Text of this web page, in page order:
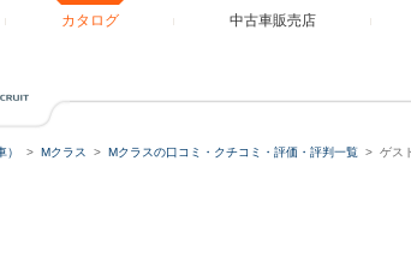
カタログ 中古車販売店
Mクラス Mクラスの口コミ・クチコミ・評価・評判一覧 ゲス